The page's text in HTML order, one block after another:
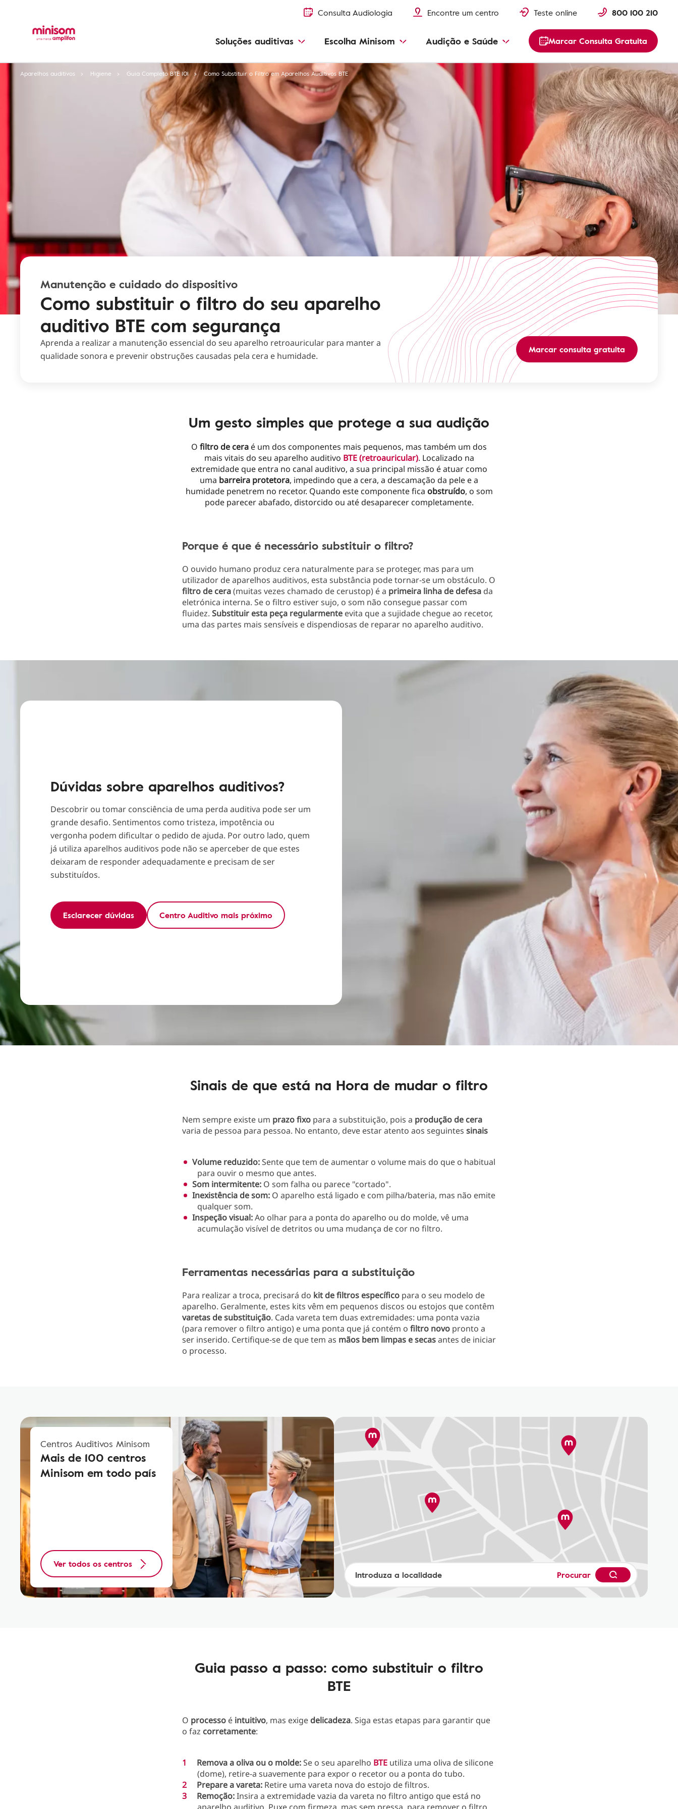
Consulta Audiologia Encontre um centro Teste online 800 100 210
Soluções auditivas Escolha Minisom Audição e Saúde Marcar Consulta Gratuita
Aparelhos auditivos Higiene Guia Completo BTE 101 Como Substituir o Filtro em Aparelhos Auditivos BTE
Manutenção e cuidado do dispositivo
Como substituir o filtro do seu aparelho
auditivo BTE com segurança
Aprenda a realizar a manutenção essencial do seu aparelho retroauricular para manter a
qualidade sonora e prevenir obstruções causadas pela cera e humidade.
Marcar consulta gratuita
Um gesto simples que protege a sua audição
O filtro de cera é um dos componentes mais pequenos, mas também um dos
mais vitais do seu aparelho auditivo BTE (retroauricular). Localizado na
extremidade que entra no canal auditivo, a sua principal missão é atuar como
uma barreira protetora, impedindo que a cera, a descamação da pele e a
humidade penetrem no recetor. Quando este componente fica obstruído, o som
pode parecer abafado, distorcido ou até desaparecer completamente.
Porque é que é necessário substituir o filtro?
O ouvido humano produz cera naturalmente para se proteger, mas para um
utilizador de aparelhos auditivos, esta substância pode tornar-se um obstáculo. O
filtro de cera(muitas vezes chamado de cerustop) é a primeira linha de defesa da
eletrónica interna. Se o filtro estiver sujo, o som não consegue passar com
fluidez. Substituir esta peça regularmente evita que a sujidade chegue ao recetor,
uma das partes mais sensíveis e dispendiosas de reparar no aparelho auditivo.
Dúvidas sobre aparelhos auditivos?
Descobrir ou tomar consciência de uma perda auditiva pode ser um
grande desafio. Sentimentos como tristeza, impotência ou
vergonha podem dificultar o pedido de ajuda. Por outro lado, quem
já utiliza aparelhos auditivos pode não se aperceber de que estes
deixaram de responder adequadamente e precisam de ser
substituídos.
Esclarecer dúvidas Centro Auditivo mais próximo
Sinais de que está na Hora de mudar o filtro
Nem sempre existe um prazo fixo para a substituição, pois a produção de cera
varia de pessoa para pessoa. No entanto, deve estar atento aos seguintes sinais
Volume reduzido:Sente que tem de aumentar o volume mais do que o habitual
para ouvir o mesmo que antes.
Som intermitente: O som falha ou parece "cortado".
Inexistência de som: O aparelho está ligado e com pilha/bateria, mas não emite
qualquer som.
Inspeção visual:Ao olhar para a ponta do aparelho ou do molde, vê uma
acumulação visível de detritos ou uma mudança de cor no filtro.
Ferramentas necessárias para a substituição
Para realizar a troca, precisará do kit de filtros específico para o seu modelo de
aparelho. Geralmente, estes kits vêm em pequenos discos ou estojos que contêm
varetas de substituição. Cada vareta tem duas extremidades: uma ponta vazia
(para remover o filtro antigo) e uma ponta que já contém o filtro novo pronto a
ser inserido. Certifique-se de que tem as mãos bem limpas e secasantes de iniciar
o processo.
Centros Auditivos Minisom
Mais de 100 centros
Minisom em todo país
Ver todos os centros
Procurar
Guia passo a passo: como substituir o filtro
BTE
O processo é intuitivo, mas exige delicadeza. Siga estas etapas para garantir que
o faz corretamente:
Remova a oliva ou o molde:Se o seu aparelho BTE utiliza uma oliva de silicone
(dome), retire-a suavemente para expor o recetor ou a ponta do tubo.
Prepare a vareta: Retire uma vareta nova do estojo de filtros.
Remoção:Insira a extremidade vazia da vareta no filtro antigo que está no